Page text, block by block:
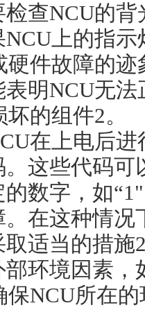
查NCU的
上的指
硬件故障的
明NCU无
的组件2。
在上电后
这些代码
数字，如
在这种情
适当的措施
环境因素
保NCU所在